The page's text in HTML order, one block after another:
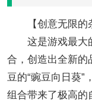
【创意无限的杂
这是游戏最大的
合，创造出全新的
豆的“豌豆向日葵”
组合带来了极高的